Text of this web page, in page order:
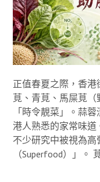
正值春夏之際，香
莧、青莧、馬屎莧
「時令靚菜」。蒜
港人熟悉的家常味
不少研究中被視為
（Superfood）」。